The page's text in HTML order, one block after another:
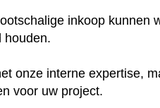
inkoop kunnen
houden.
onze interne expertise,
voor uw project.